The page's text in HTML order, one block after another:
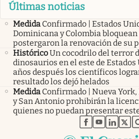
Últimas noticias
Medida Confirmado | Estados
Dominicana y Colombia
postergaron la renovación de su
HistóricoUn cocodrilo del terror
dinosaurios en el este de
años después los científicos
resultado los dejó helados
Medida Confirmado | Nueva
y San Antonio prohibirán la
quienes no puedan presentar
abre enabre en
abre